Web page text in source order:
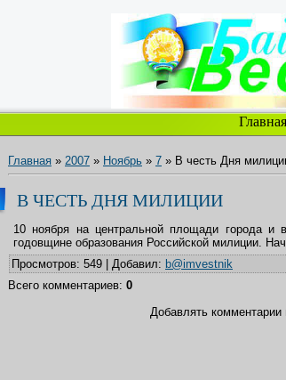
Главная
Главная » 2007 » Ноябрь » 7 » В честь Дня
В ЧЕСТЬ ДНЯ МИЛИЦИИ
10 ноября на центральной площади города и
годовщине образования Российской милиции.
Просмотров: 549 | Добавил: b@imvestnik
Всего комментариев: 0
Добавлять комментарии